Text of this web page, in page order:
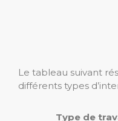
Le tableau suivant
différents types
Type de